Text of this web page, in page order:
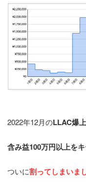
2022年12月のLLAC爆
含み益100万円以上を
ついに割ってしまいま